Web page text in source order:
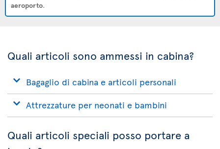
aeroporto.
Quali articoli sono ammessi in cabina?
Bagaglio di cabina e articoli personali
Attrezzature per neonati e bambini
Quali articoli speciali posso portare a